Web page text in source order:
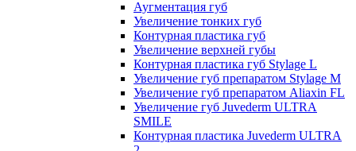
Аугментация губ
Увеличение тонких губ
Контурная пластика губ
Увеличение верхней губы
Контурная пластика губ Stylage L
Увеличение губ препаратом Stylage M
Увеличение губ препаратом Aliaxin FL
Увеличение губ Juvederm ULTRA
SMILE
Контурная пластика Juvederm ULTRA